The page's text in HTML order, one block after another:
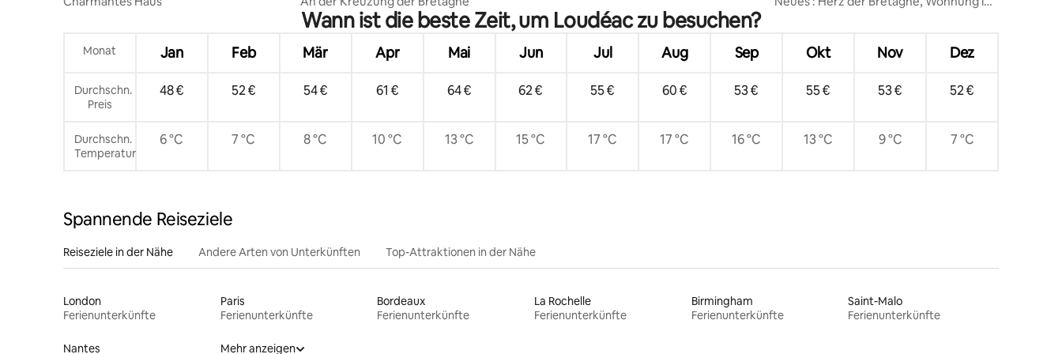
Wann ist die beste Zeit, um Loudéac zu besuchen?
Monat Jan Feb Mär Apr Mai Jun Jul Aug Sep Okt Nov Dez
Durchschn.
Preis
48 € 52 € 54 € 61 € 64 € 62 € 55 € 60 € 53 € 55 € 53 € 52 €
Durchschn.
Temperatur
6 °C 7 °C 8 °C 10 °C 13 °C 15 °C 17 °C 17 °C 16 °C 13 °C 9 °C 7 °C
Spannende Reiseziele
Reiseziele in der Nähe Andere Arten von Unterkünften Top-Attraktionen in der Nähe
London
Ferienunterkünfte
Paris
Ferienunterkünfte
Bordeaux
Ferienunterkünfte
La Rochelle
Ferienunterkünfte
Birmingham
Ferienunterkünfte
Saint-Malo
Ferienunterkünfte
Nantes Mehr anzeigen